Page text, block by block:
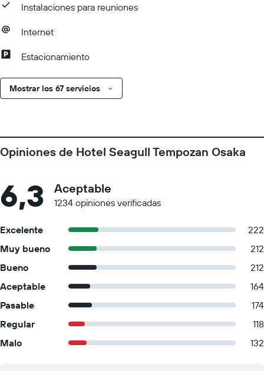
Instalaciones para reuniones
Internet
Estacionamiento
Mostrar los 67 servicios
Opiniones de Hotel Seagull Tempozan Osaka
6,3 Aceptable
1234 opiniones verificadas
Excelente
222
Muy bueno
212
Bueno
212
Aceptable
164
Pasable
174
Regular
118
Malo
132